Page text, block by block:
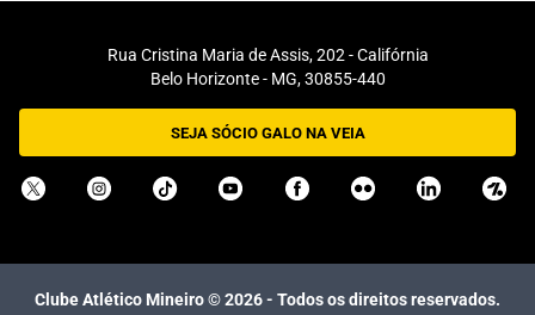
Rua Cristina Maria de Assis, 202 - Califórnia
Belo Horizonte - MG, 30855-440
SEJA SÓCIO GALO NA VEIA
Clube Atlético Mineiro ©2026- Todos os direitos reservados.